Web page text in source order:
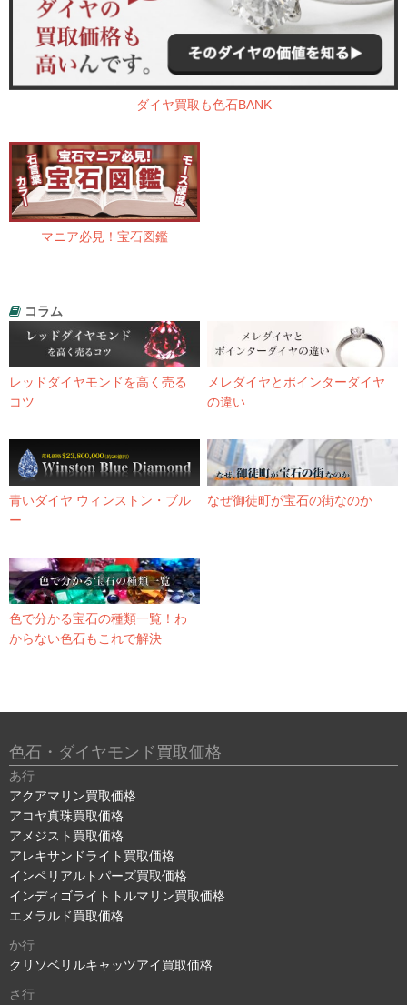
ダイヤ買取も色石BANK
マニア必見！宝石図鑑
コラム
レッドダイヤモンドを高く売る
コツ
メレダイヤとポインターダイヤ
の違い
青いダイヤ ウィンストン・ブル
ー
なぜ御徒町が宝石の街なのか
色で分かる宝石の種類一覧！わ
からない色石もこれで解決
色石・ダイヤモンド買取価格
あ行
アクアマリン買取価格
アコヤ真珠買取価格
アメジスト買取価格
アレキサンドライト買取価格
インペリアルトパーズ買取価格
インディゴライトトルマリン買取価格
エメラルド買取価格
か行
クリソベリルキャッツアイ買取価格
さ行